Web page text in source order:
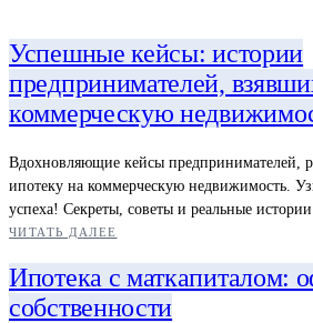
Успешные кейсы: истории
предпринимателей,
коммерческую
Вдохновляющие кейсы предпринимателей,
ипотеку на коммерческую недвижимость.
успеха! Секреты, советы и реальные истории.
ЧИТАТЬ ДАЛЕЕ
Ипотека с маткапиталом:
собственности